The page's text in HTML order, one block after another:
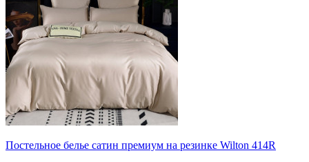
Постельное белье сатин премиум на резинке Wilton 414R